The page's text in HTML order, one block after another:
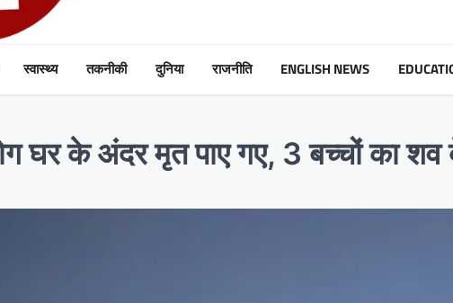
स्वास्थ्य तकनीकी दुनिया राजनीति ENGLISH NEWS
घर के अंदर मृत पाए गए, 3 बच्चों का शव